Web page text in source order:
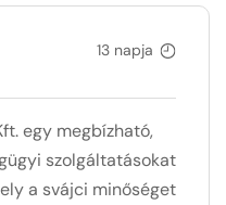
13 napja
egy megbízható,
szolgáltatásokat
a svájci minőséget